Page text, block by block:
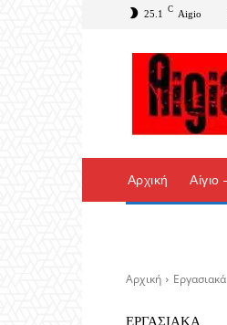
25.1 C Aigio
Αρχική Αίγιο
Αρχική Εργασιακά
ΕΡΓΑΣΙΑΚΆ